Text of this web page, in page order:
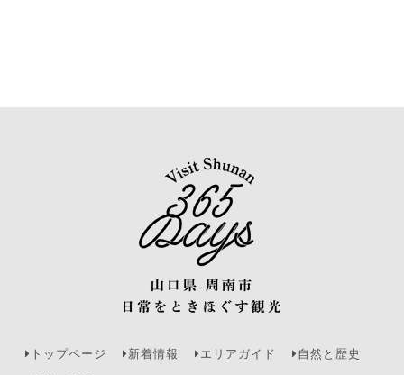
トップページ 新着情報 エリアガイド 自然と歴史